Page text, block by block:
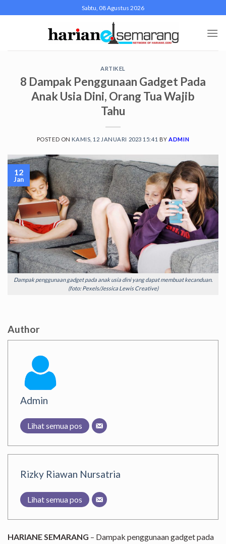
to
Sabtu, 08 Agustus 2026
ARTIKEL
8 Dampak Penggunaan Gadget Pada
Anak Usia Dini, Orang Tua Wajib
Tahu
POSTED ON KAMIS, 12 JANUARI 2023 15:41 BY ADMIN
Dampak penggunaan gadget pada anak usia dini yang dapat membuat kecanduan.
(foto: Pexels/Jessica Lewis Creative)
12
Jan
Author
Admin
Lihat semua pos
Rizky Riawan Nursatria
Lihat semua pos
HARIANE SEMARANG – Dampak penggunaan gadget pada